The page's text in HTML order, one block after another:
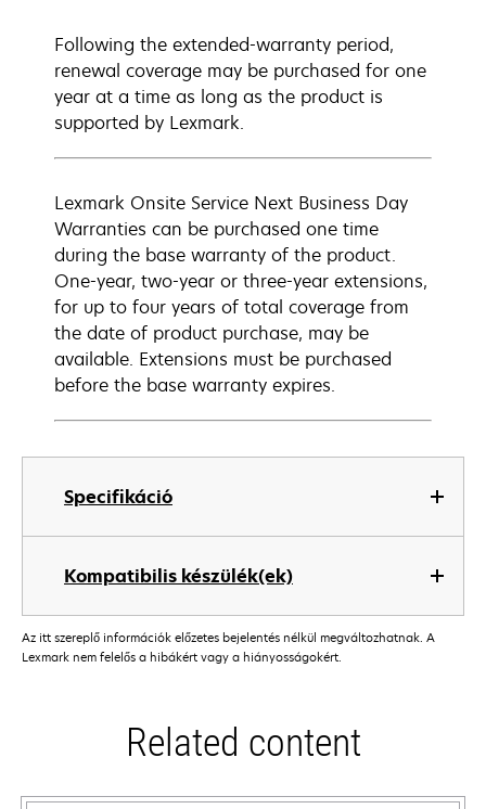
Specifikáció
Kompatibilis készülék(ek)
Following the extended-warranty period,
renewal coverage may be purchased for one
year at a time as long as the product is
supported by Lexmark.
Lexmark Onsite Service Next Business Day
Warranties can be purchased one time
during the base warranty of the product.
One-year, two-year or three-year extensions,
for up to four years of total coverage from
the date of product purchase, may be
available. Extensions must be purchased
before the base warranty expires.
Az itt szereplő információk előzetes bejelentés nélkül megváltozhatnak. A
Lexmark nem felelős a hibákért vagy a hiányosságokért.
Related content